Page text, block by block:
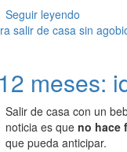
Seguir leyendo
meses:
Salir de casa con un
noticia es que no hace
que pueda anticipar.